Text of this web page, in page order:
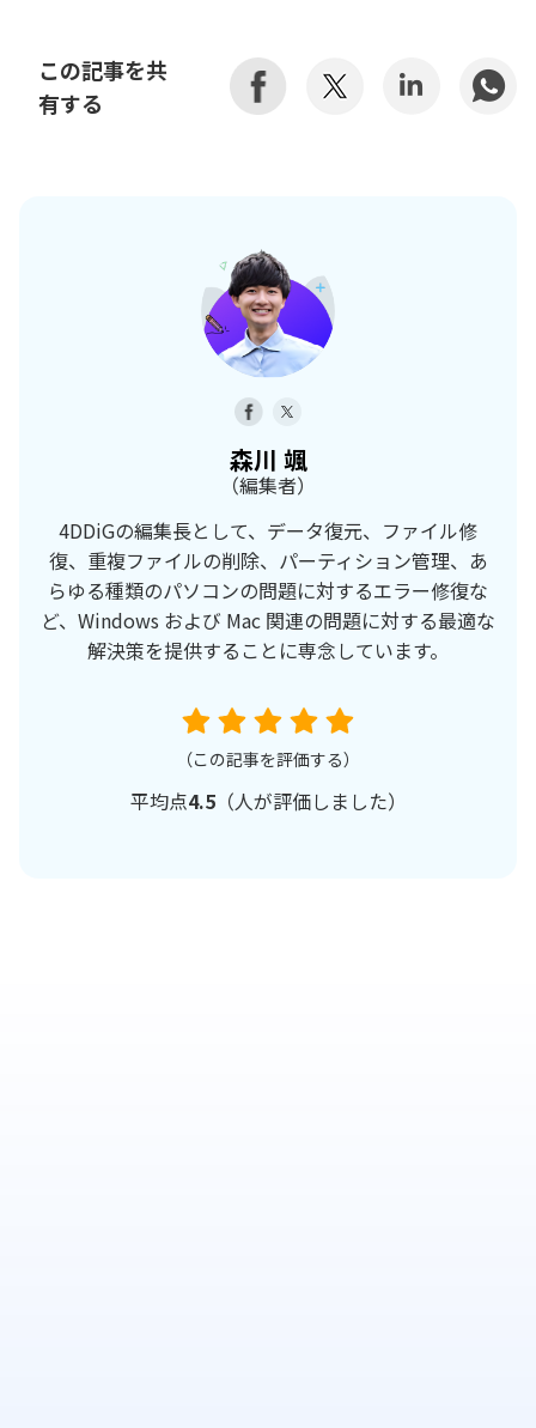
この記事を共
有する
森川 颯
（編集者）
4DDiGの編集長として、データ復元、ファイル修
復、重複ファイルの削除、パーティション管理、あ
らゆる種類のパソコンの問題に対するエラー修復な
ど、Windows および Mac 関連の問題に対する最適な
解決策を提供することに専念しています。
（この記事を評価する）
平均点4.5（人が評価しました）